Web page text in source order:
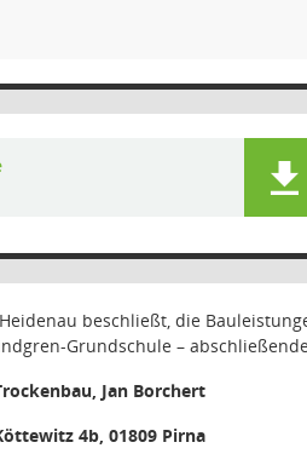
beschließt, die
Grundschule –
Jan Borchert
4b, 01809 Pirna